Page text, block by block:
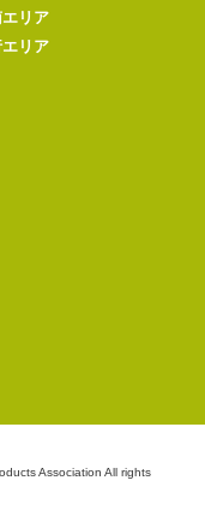
リア
リア
Association All rights